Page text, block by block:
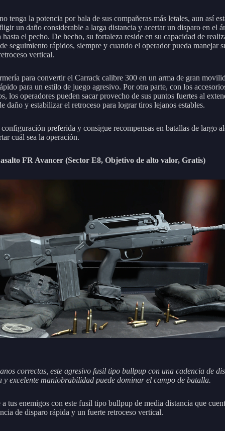
tenga la potencia por bala de sus compañeras más letales, aun así
un daño considerable a larga distancia y acertar un disparo en el
hasta el pecho. De hecho, su fortaleza reside en su capacidad de
seguimiento rápidos, siempre y cuando el operador pueda manejar
vertical.
para convertir el Carrack calibre 300 en un arma de gran
para un estilo de juego agresivo. Por otra parte, con los
los operadores pueden sacar provecho de sus puntos fuertes al
daño y estabilizar el retroceso para lograr tiros lejanos estables.
preferida y consigue recompensas en batallas de largo
cuál sea la operación.
FR Avancer (Sector E8, Objetivo de alto valor, Gratis)
correctas, este agresivo fusil tipo bullpup con una cadencia de
y excelente maniobrabilidad puede dominar el campo de batalla.
a tus enemigos con este fusil tipo bullpup de media distancia que
de disparo rápida y un fuerte retroceso vertical.